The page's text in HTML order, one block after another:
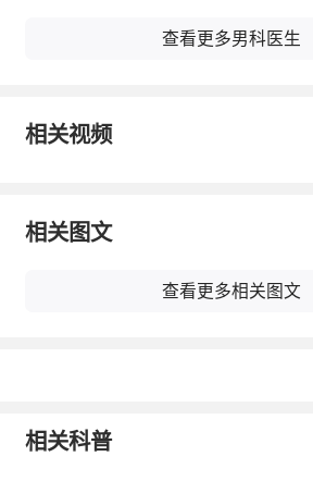
以上且没有心脏病的美国男
35%的人缺乏维生素D，而非
为什么维生素D缺乏与ED
抑制内皮细胞功能，或者通
制男性性腺功能，最终导致ED。
查看更多男科医生
相关视频
相关图文
查看更多相关图文
相关科普